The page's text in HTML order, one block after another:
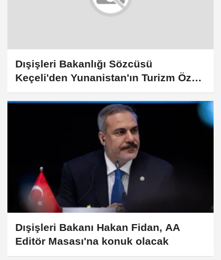
Dışişleri Bakanlığı Sözcüsü
Keçeli'den Yunanistan'ın Turizm Özel
Mekansal Çerçevesi'ne ilişkin
açıklama:
Dışişleri Bakanı Hakan Fidan, AA
Editör Masası'na konuk olacak